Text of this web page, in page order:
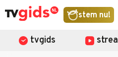
stem nu!
tvgids